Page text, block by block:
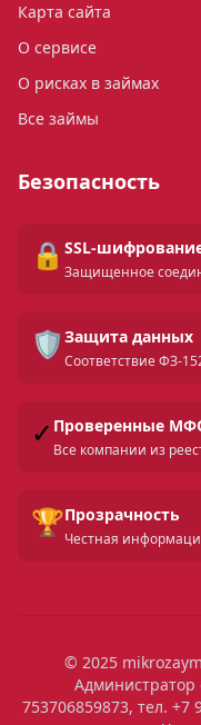
Карта сайта
О сервисе
О рисках в займах
Все займы
Безопасность
🔒 SSL-
Защищенное
🛡️ Защита данных
Соответствие ФЗ-
✓ Проверенные
Все компании из
🏆Прозрачность
Честная
© 2025
753706859873, тел. +7